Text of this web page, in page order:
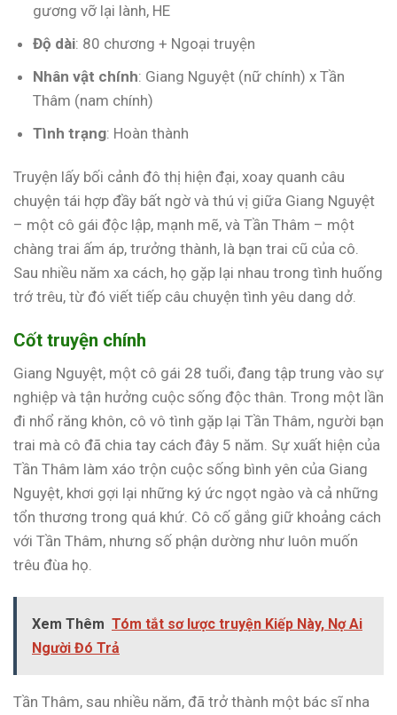
gương vỡ lại lành, HE
Độ dài: 80 chương + Ngoại truyện
Nhân vật chính: Giang Nguyệt (nữ chính) x Tần
Thâm (nam chính)
Tình trạng: Hoàn thành
Truyện lấy bối cảnh đô thị hiện đại, xoay quanh câu
chuyện tái hợp đầy bất ngờ và thú vị giữa Giang Nguyệt
– một cô gái độc lập, mạnh mẽ, và Tần Thâm – một
chàng trai ấm áp, trưởng thành, là bạn trai cũ của cô.
Sau nhiều năm xa cách, họ gặp lại nhau trong tình huống
trớ trêu, từ đó viết tiếp câu chuyện tình yêu dang dở.
Cốt truyện chính
Giang Nguyệt, một cô gái 28 tuổi, đang tập trung vào sự
nghiệp và tận hưởng cuộc sống độc thân. Trong một lần
đi nhổ răng khôn, cô vô tình gặp lại Tần Thâm, người bạn
trai mà cô đã chia tay cách đây 5 năm. Sự xuất hiện của
Tần Thâm làm xáo trộn cuộc sống bình yên của Giang
Nguyệt, khơi gợi lại những ký ức ngọt ngào và cả những
tổn thương trong quá khứ. Cô cố gắng giữ khoảng cách
với Tần Thâm, nhưng số phận dường như luôn muốn
trêu đùa họ.
Xem Thêm Tóm tắt sơ lược truyện Kiếp Này, Nợ Ai
Người Đó Trả
Tần Thâm, sau nhiều năm, đã trở thành một bác sĩ nha